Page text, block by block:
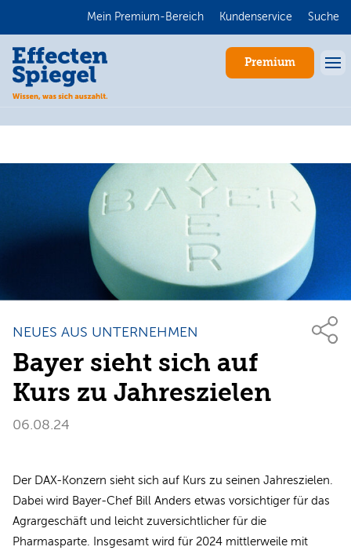
Mein Premium-Bereich Kundenservice Suche
Premium
NEUES AUS UNTERNEHMEN
Bayer sieht sich auf
Kurs zu Jahreszielen
06.08.24
Der DAX-Konzern sieht sich auf Kurs zu seinen Jahreszielen.
Dabei wird Bayer-Chef Bill Anders etwas vorsichtiger für das
Agrargeschäft und leicht zuversichtlicher für die
Pharmasparte. Insgesamt wird für 2024 mittlerweile mit
Anmelden